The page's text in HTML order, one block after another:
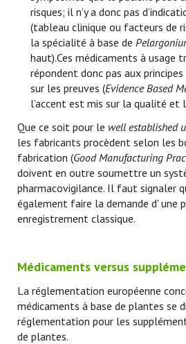
risques; il n’y a donc pas
(tableau clinique ou facteurs de
la spécialité à base de
haut).Ces médicaments à usage
répondent donc pas aux
sur les preuves (Evidence Based
l’accent est mis sur la qualité et
Que ce soit pour le well established
les fabricants procèdent selon les
fabrication (Good Manufacturing
doivent en outre soumettre un
pharmacovigilance. Il faut signaler
également faire la demande d' une
enregistrement classique.
Médicaments versus
La réglementation européenne
médicaments à base de plantes se
réglementation pour les
de plantes.